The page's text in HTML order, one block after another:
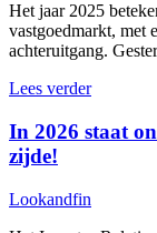
Het jaar 2025
vastgoedmarkt, met
achteruitgang.
Lees verder
In 2026 staat
zijde!
Lookandfin